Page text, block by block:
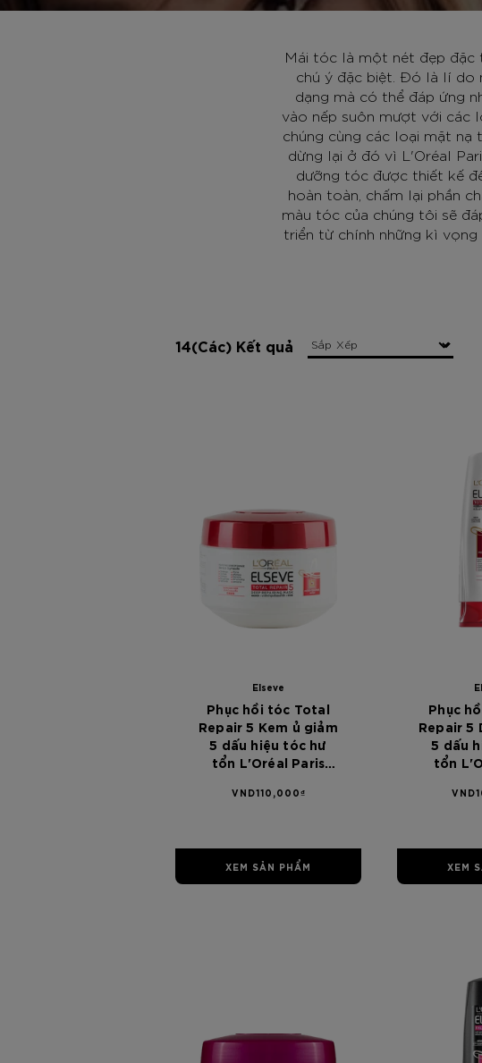
Mái tóc là một nét đẹp đặc
chú ý đặc biệt. Đó là lí do
dạng mà có thể đáp ứng
vào nếp suôn mượt với các
chúng cùng các loại mặt
dừng lại ở đó vì L'Oréal
dưỡng tóc được thiết kế
hoàn toàn, chấm lại phần
màu tóc của chúng tôi sẽ
triển từ chính những kì vọng
14(Các) Kết quả
Elseve
Phục hồi tóc Total
Repair 5 Kem ủ giảm
5 dấu hiệu tóc hư
tổn L'Oréal Paris
Deep Repairing Mask
VND110,000₫
XEM SẢN PHẨM
Phục
Repair 5
5 dấu
tổn L'Oréal Paris
XEM